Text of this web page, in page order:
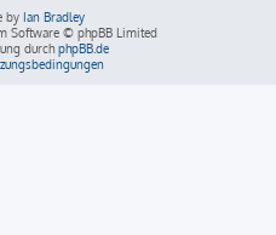
by Ian Bradley
Software © phpBB Limited
durch phpBB.de